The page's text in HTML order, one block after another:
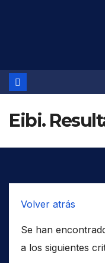
Eibi.
Volver atrás
Se han
a los siguientes